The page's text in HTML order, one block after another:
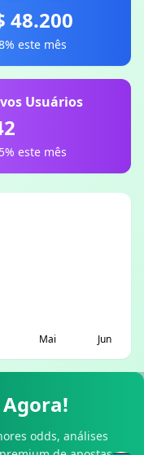
48.200
este mês
Usuários
este mês
Mai Jun
odds, análises